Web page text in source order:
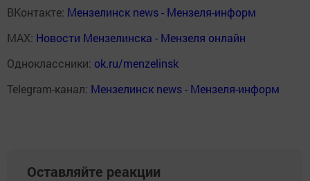
ВКонтакте: Мензелинск news - Мензеля-информ
MAX: Новости Мензелинска - Мензеля онлайн
Одноклассники: ok.ru/menzelinsk
Telegram-канал: Мензелинск news - Мензеля-информ
Оставляйте реакции